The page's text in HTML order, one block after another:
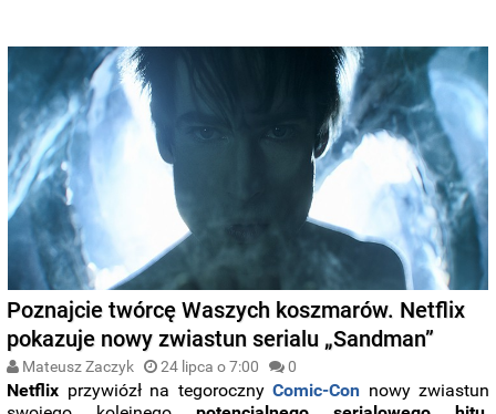
Poznajcie twórcę Waszych koszmarów. Netflix
pokazuje nowy zwiastun serialu „Sandman”
Mateusz Zaczyk 24 lipca o 7:00 0
Netflix przywiózł na tegorocznyComic-Con nowy zwiastun